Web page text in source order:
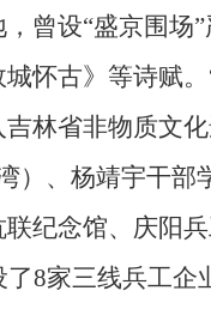
设“盛京围场”
怀古》等诗赋
林省非物质文
）、杨靖宇干
纪念馆、庆阳
8家三线兵工